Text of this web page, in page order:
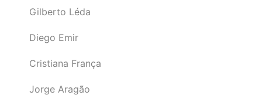
Gilberto Léda
Diego Emir
Cristiana França
Jorge Aragão